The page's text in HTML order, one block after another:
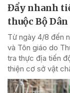
Đẩy nhanh
thuộc Bộ
Từ ngày 4/8 đến
và Tôn giáo do
tra thực địa tiến
thiện cơ sở vật